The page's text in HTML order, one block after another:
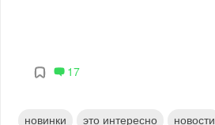
17
новинки это интересно новости